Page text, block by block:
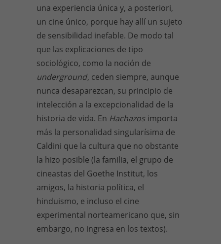
una experiencia única y, a posteriori,
un cine único, porque hay allí un sujeto
de sensibilidad inefable. De modo tal
que las explicaciones de tipo
sociológico, como la noción de
underground, ceden siempre, aunque
nunca desaparezcan, su principio de
intelección a la excepcionalidad de la
historia de vida. En Hachazos importa
más la personalidad singularísima de
Caldini que la cultura que no obstante
la hizo posible (la familia, el grupo de
cineastas del Goethe Institut, los
amigos, la historia política, el
hinduismo, e incluso el cine
experimental norteamericano que, sin
embargo, no ingresa en los textos).